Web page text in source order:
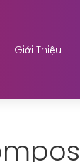
Giới Thiệu